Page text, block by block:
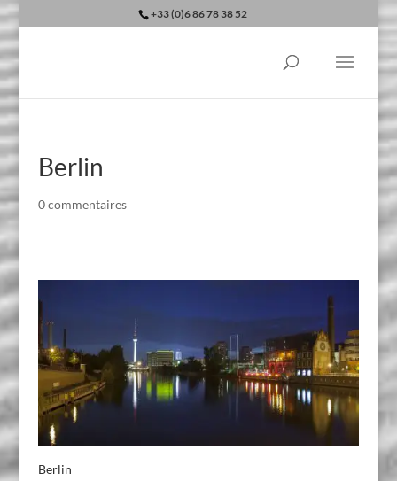
+33 (0)6 86 78 38 52
Berlin
0 commentaires
Berlin